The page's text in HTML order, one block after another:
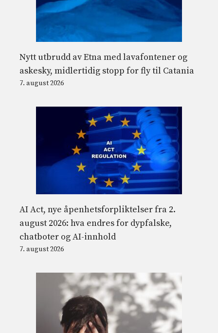
Nytt utbrudd av Etna med lavafontener og
askesky, midlertidig stopp for fly til Catania
7. august 2026
AI Act, nye åpenhetsforpliktelser fra 2.
august 2026: hva endres for dypfalske,
chatboter og AI-innhold
7. august 2026